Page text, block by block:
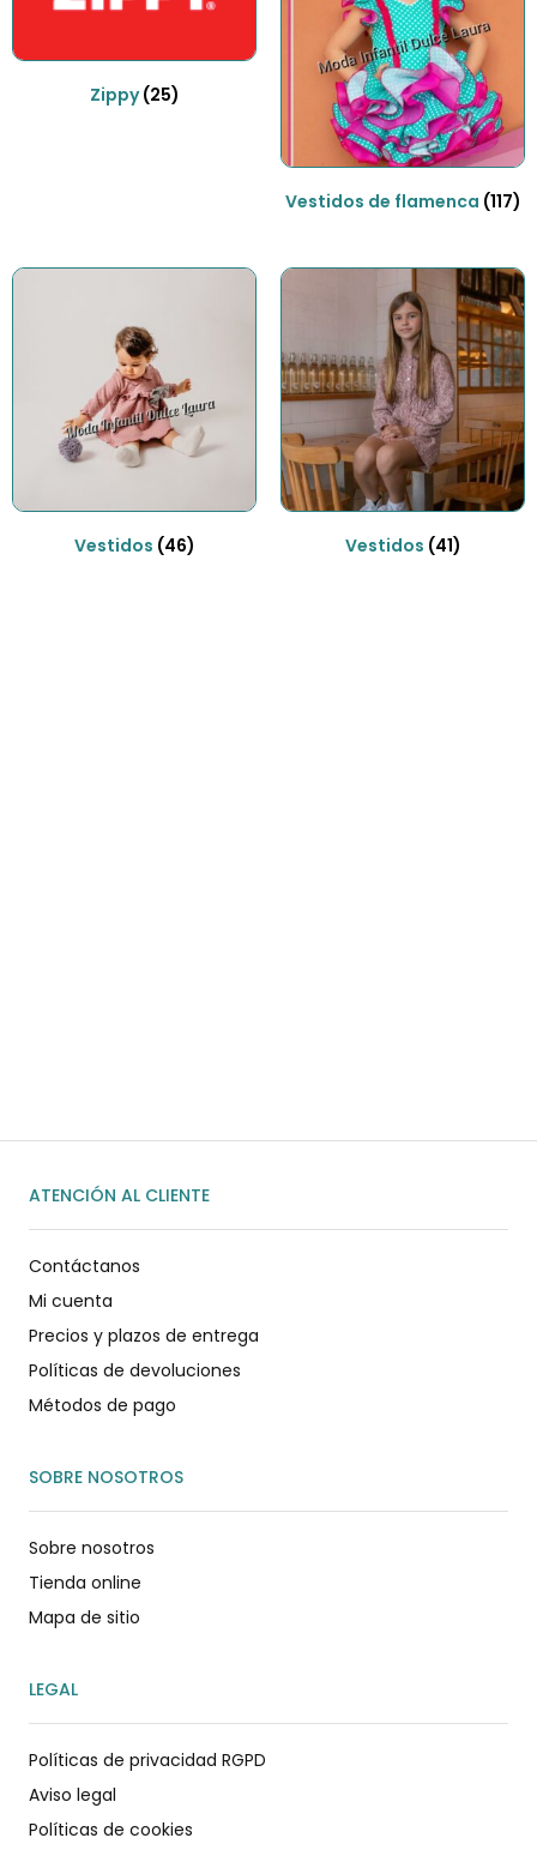
Zippy(25)
Vestidos de flamenca (117)
Vestidos (46) Vestidos (41)
ATENCIÓN AL CLIENTE
Contáctanos
Mi cuenta
Precios y plazos de entrega
Políticas de devoluciones
Métodos de pago
SOBRE NOSOTROS
Sobre nosotros
Tienda online
Mapa de sitio
LEGAL
Políticas de privacidad RGPD
Aviso legal
Políticas de cookies